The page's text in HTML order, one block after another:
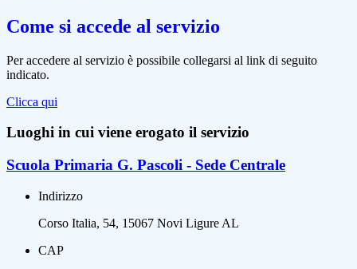
Come si accede al servizio
Per accedere al servizio è possibile collegarsi al link di seguito
indicato.
Clicca qui
Luoghi in cui viene erogato il servizio
Scuola Primaria G. Pascoli - Sede Centrale
Indirizzo
Corso Italia, 54, 15067 Novi Ligure AL
CAP